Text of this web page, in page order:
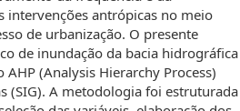
intervenções antrópicas no meio
de urbanização. O presente
de inundação da bacia hidrográfica
(Analysis Hierarchy Process)
(SIG). A metodologia foi estruturada